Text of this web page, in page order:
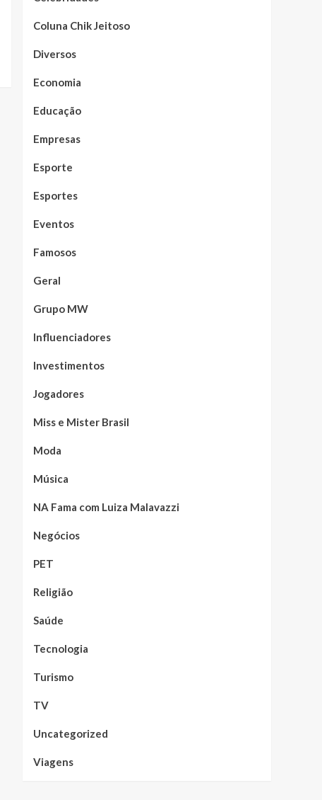
Coluna Chik Jeitoso
Diversos
Economia
Educação
Empresas
Esporte
Esportes
Eventos
Famosos
Geral
Grupo MW
Influenciadores
Investimentos
Jogadores
Miss e Mister Brasil
Moda
Música
NA Fama com Luiza Malavazzi
Negócios
PET
Religião
Saúde
Tecnologia
Turismo
TV
Uncategorized
Viagens